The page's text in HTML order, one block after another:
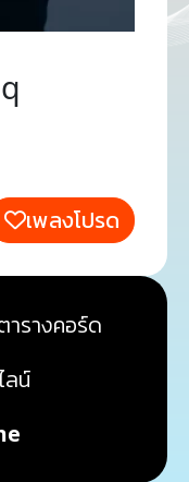
เพลงโปรด
ารางคอร์ด
ลน์